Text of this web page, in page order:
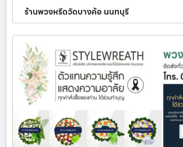
ร้านพวงหรีดวัดบางค้อ นนทบุรี